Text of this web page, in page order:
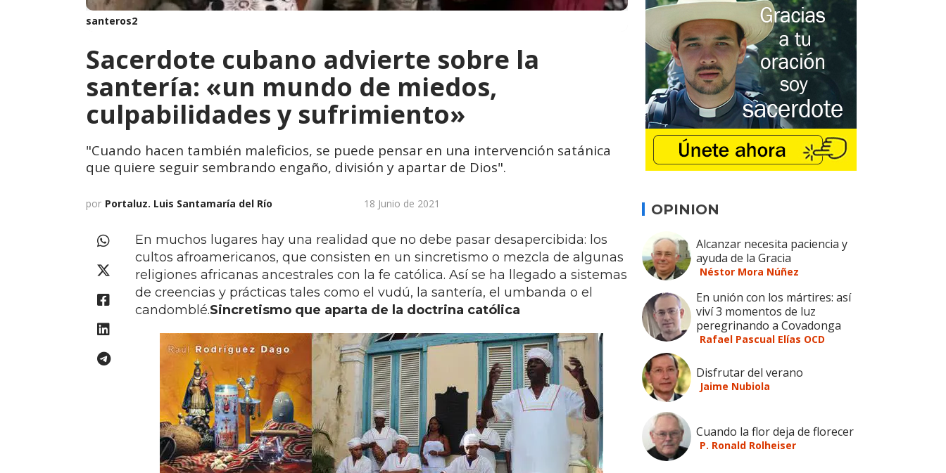
santeros2
Sacerdote cubano advierte sobre la
santería: «un mundo de miedos,
culpabilidades y sufrimiento»
"Cuando hacen también maleficios, se puede pensar en una intervención satánica
que quiere seguir sembrando engaño, división y apartar de Dios".
por Portaluz. Luis Santamaría del Río 18 Junio de 2021
En muchos lugares hay una realidad que no debe pasar desapercibida: los
cultos afroamericanos, que consisten en un sincretismo o mezcla de algunas
religiones africanas ancestrales con la fe católica. Así se ha llegado a sistemas
de creencias y prácticas tales como el vudú, la santería, el umbanda o el
candomblé.Sincretismo que aparta de la doctrina católica
OPINION
Alcanzar necesita paciencia y
ayuda de la Gracia
Néstor Mora Núñez
En unión con los mártires: así
viví 3 momentos de luz
peregrinando a Covadonga
Rafael Pascual Elías OCD
Disfrutar del verano
Jaime Nubiola
Cuando la flor deja de florecer
P. Ronald Rolheiser